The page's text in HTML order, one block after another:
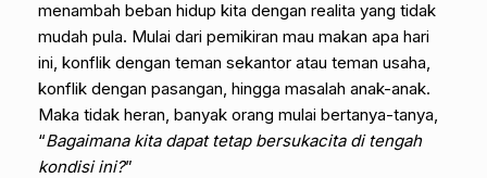
menambah beban hidup kita dengan realita yang tidak
mudah pula. Mulai dari pemikiran mau makan apa hari
ini, konflik dengan teman sekantor atau teman usaha,
konflik dengan pasangan, hingga masalah anak-anak.
Maka tidak heran, banyak orang mulai bertanya-tanya,
“Bagaimana kita dapat tetap bersukacita di tengah
kondisi ini?”